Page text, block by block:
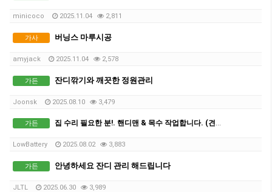
minicoco 2025.11.04 2,811
가사 버닝스 마루시공
amyjack 2025.11.04 2,578
가든 잔디깎기와 깨끗한 정원관리
Joonsk 2025.08.10 3,479
가든 집 수리 필요한 분!. 핸디맨 & 목수 작업합니다. (견적 무료)
LowBattery 2025.08.02 3,883
가든 안녕하세요 잔디 관리 해드립니다
JLTL 2025.06.30 3,989